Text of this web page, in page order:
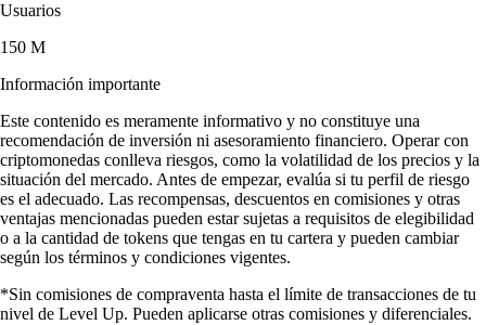
Usuarios
150 M
Información importante
Este contenido es meramente informativo y no constituye una
recomendación de inversión ni asesoramiento financiero. Operar con
criptomonedas conlleva riesgos, como la volatilidad de los precios y la
situación del mercado. Antes de empezar, evalúa si tu perfil de riesgo
es el adecuado. Las recompensas, descuentos en comisiones y otras
ventajas mencionadas pueden estar sujetas a requisitos de elegibilidad
o a la cantidad de tokens que tengas en tu cartera y pueden cambiar
según los términos y condiciones vigentes.
*Sin comisiones de compraventa hasta el límite de transacciones de tu
nivel de Level Up. Pueden aplicarse otras comisiones y diferenciales.